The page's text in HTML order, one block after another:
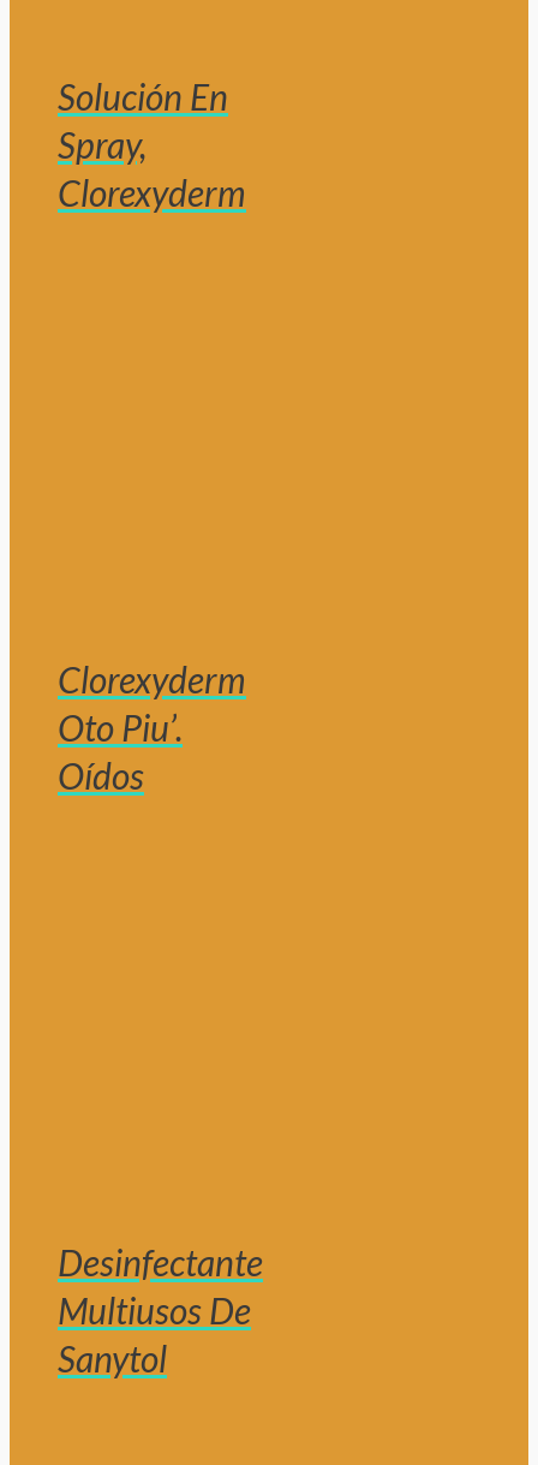
Solución En
Spray,
Clorexyderm
Clorexyderm
Oto Piu’.
Oídos
Desinfectante
Multiusos De
Sanytol